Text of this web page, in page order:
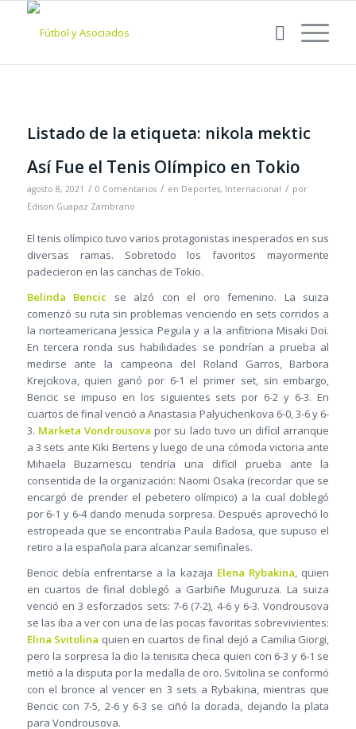
Listado de la etiqueta: nikola mektic
Así Fue el Tenis Olímpico en Tokio
agosto 8, 2021 / 0 Comentarios / en Deportes, Internacional / por
Edison Guapaz Zambrano
El tenis olímpico tuvo varios protagonistas inesperados en sus
diversas ramas. Sobretodo los favoritos mayormente
padecieron en las canchas de Tokio.
Belinda Bencic se alzó con el oro femenino. La suiza
comenzó su ruta sin problemas venciendo en sets corridos a
la norteamericana Jessica Pegula y a la anfitriona Misaki Doi.
En tercera ronda sus habilidades se pondrían a prueba al
medirse ante la campeona del Roland Garros, Barbora
Krejcikova, quien ganó por 6-1 el primer set, sin embargo,
Bencic se impuso en los siguientes sets por 6-2 y 6-3. En
cuartos de final venció a Anastasia Palyuchenkova 6-0, 3-6 y 6-
3. Marketa Vondrousova por su lado tuvo un difícil arranque
a 3 sets ante Kiki Bertens y luego de una cómoda victoria ante
Mihaela Buzarnescu tendría una difícil prueba ante la
consentida de la organización: Naomi Osaka (recordar que se
encargó de prender el pebetero olímpico) a la cual doblegó
por 6-1 y 6-4 dando menuda sorpresa. Después aprovechó lo
estropeada que se encontraba Paula Badosa, que supuso el
retiro a la española para alcanzar semifinales.
Bencic debía enfrentarse a la kazaja Elena Rybakina, quien
en cuartos de final doblegó a Garbiñe Muguruza. La suiza
venció en 3 esforzados sets: 7-6 (7-2), 4-6 y 6-3. Vondrousova
se las iba a ver con una de las pocas favoritas sobrevivientes:
Elina Svitolina quien en cuartos de final dejó a Camilia Giorgi,
pero la sorpresa la dio la tenisita checa quien con 6-3 y 6-1 se
metió a la disputa por la medalla de oro. Svitolina se conformó
con el bronce al vencer en 3 sets a Rybakina, mientras que
Bencic con 7-5, 2-6 y 6-3 se ciñó la dorada, dejando la plata
para Vondrousova.